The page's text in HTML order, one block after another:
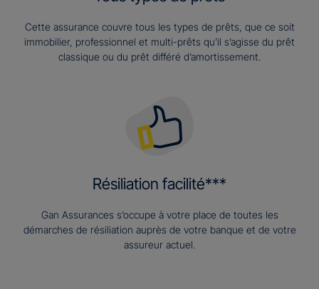
Cette assurance couvre tous les types de prêts, que ce soit
immobilier, professionnel et multi-prêts qu’il s’agisse du prêt
classique ou du prêt différé d’amortissement.
Résiliation facilité***
Gan Assurances s’occupe à votre place de toutes les
démarches de résiliation auprès de votre banque et de votre
assureur actuel.